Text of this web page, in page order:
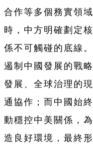
合作等多個務實領
時，中方明確劃定
係不可觸碰的底線
遏制中國發展的戰
發展、全球治理的
通協作；而中國始
動穩控中美關係，
造良好環境，最終